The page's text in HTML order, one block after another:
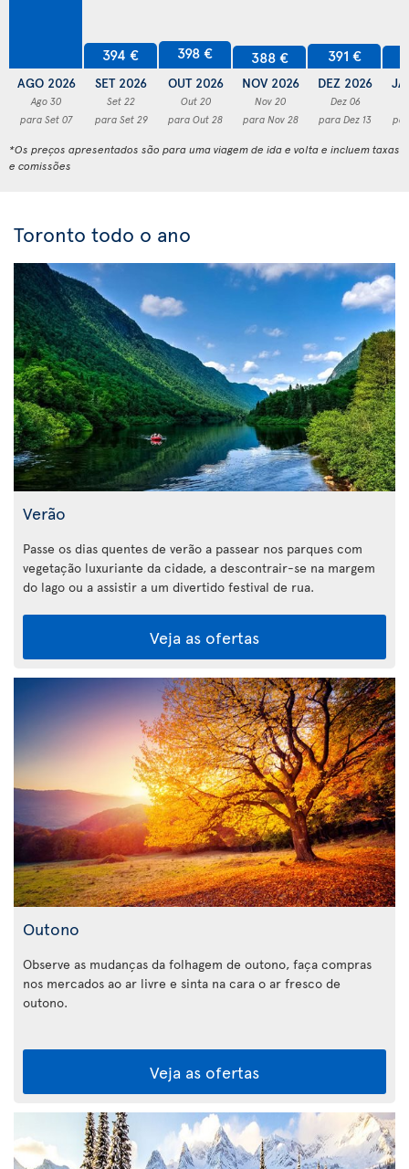
AGO 2026
Ago 30
para Set 07
394 €
SET 2026
Set 22
para Set 29
398 €
OUT 2026
Out 20
para Out 28
388 €
NOV 2026
Nov 20
para Nov 28
391 €
DEZ 2026
Dez 06
para Dez 13
*Os preços apresentados são para uma viagem de ida e volta e incluem taxas
e comissões
Toronto todo o ano
Verão
Passe os dias quentes de verão a passear nos parques com
vegetação luxuriante da cidade, a descontrair-se na margem
do lago ou a assistir a um divertido festival de rua.
Veja as ofertas
Outono
Observe as mudanças da folhagem de outono, faça compras
nos mercados ao ar livre e sinta na cara o ar fresco de
outono.
Veja as ofertas